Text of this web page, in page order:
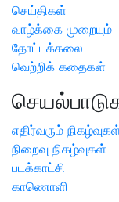
செய்திகள்
வாழ்க்கை முறையும்
தோட்டக்கலை
வெற்றிக் கதைகள்
எதிர்வரும்
நிறைவு நிகழ்வுகள்
படக்காட்சி
காணொளி